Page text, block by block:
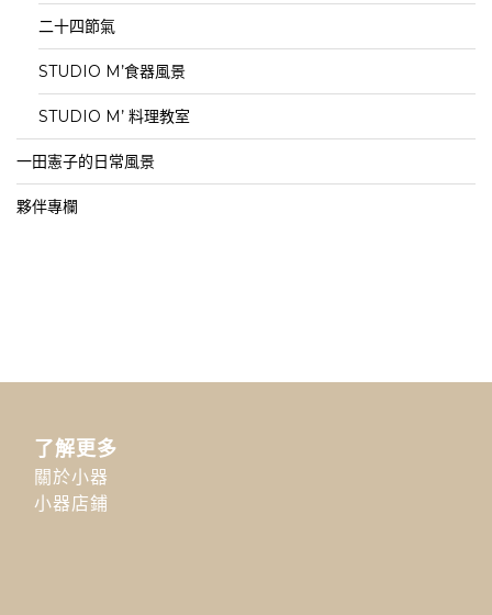
二十四節氣
STUDIO M’食器風景
STUDIO M’ 料理教室
一田憲子的日常風景
夥伴專欄
了解更多
關於小器
小器店鋪